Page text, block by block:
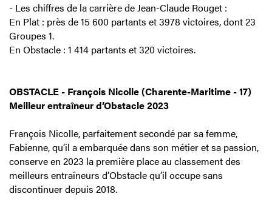
- Les chiffres de la carrière de Jean-Claude Rouget :
En Plat : près de 15 600 partants et 3978 victoires, dont 23
Groupes 1.
En Obstacle : 1 414 partants et 320 victoires.
OBSTACLE - François Nicolle (Charente-Maritime - 17)
Meilleur entraîneur d’Obstacle 2023
François Nicolle, parfaitement secondé par sa femme,
Fabienne, qu’il a embarquée dans son métier et sa passion,
conserve en 2023 la première place au classement des
meilleurs entraîneurs d’Obstacle qu’il occupe sans
discontinuer depuis 2018.